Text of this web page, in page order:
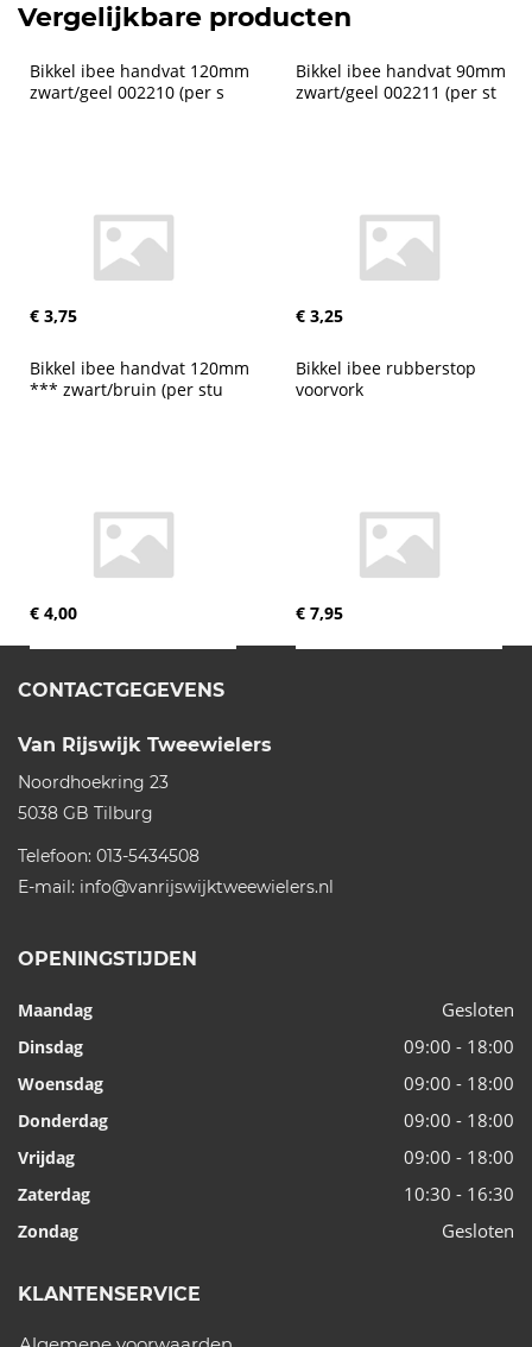
Vergelijkbare producten
Bikkel ibee handvat 120mm
zwart/geel 002210 (per s
€ 3,75
Bikkel ibee handvat 90mm
zwart/geel 002211 (per st
€ 3,25
Bikkel ibee handvat 120mm
*** zwart/bruin (per stu
€ 4,00
Bikkel ibee rubberstop
voorvork
€ 7,95
CONTACTGEGEVENS
Van Rijswijk Tweewielers
Noordhoekring 23
5038 GB Tilburg
Telefoon: 013-5434508
E-mail: info@vanrijswijktweewielers.nl
OPENINGSTIJDEN
Maandag Gesloten
Dinsdag 09:00 - 18:00
Woensdag 09:00 - 18:00
Donderdag 09:00 - 18:00
Vrijdag 09:00 - 18:00
Zaterdag 10:30 - 16:30
Zondag Gesloten
KLANTENSERVICE